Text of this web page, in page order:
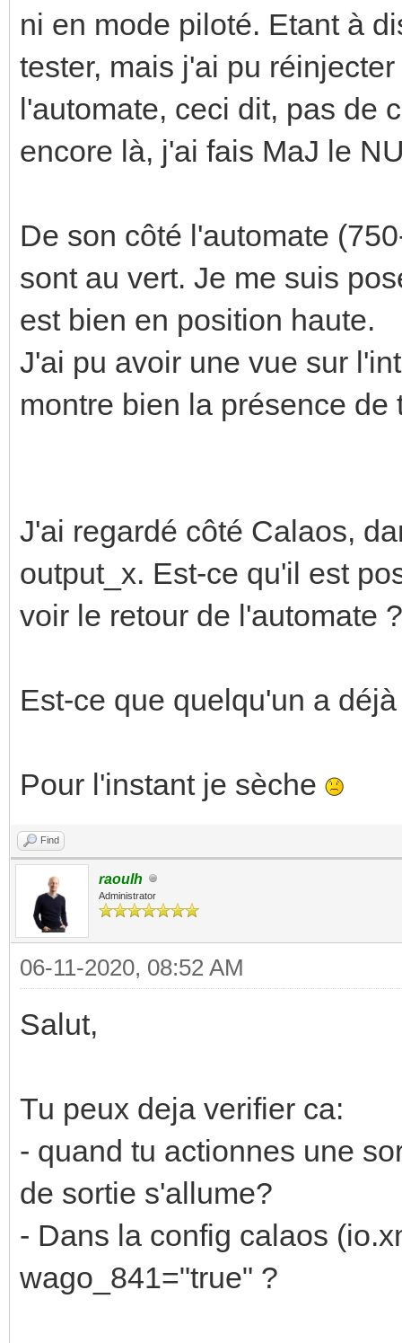
ni en mode piloté. Etant à
tester, mais j'ai pu
l'automate, ceci dit, pas de
encore là, j'ai fais MaJ le
De son côté l'automate
sont au vert. Je me suis
est bien en position haute.
J'ai pu avoir une vue sur
montre bien la présence
J'ai regardé côté Calaos,
output_x. Est-ce qu'il est
voir le retour de l'automate ?
Est-ce que quelqu'un a
Pour l'instant je sèche
Find
raoulh
Administrator
06-11-2020, 08:52 AM
Salut,
Tu peux deja verifier ca:
- quand tu actionnes une
de sortie s'allume?
- Dans la config calaos
wago_841="true" ?